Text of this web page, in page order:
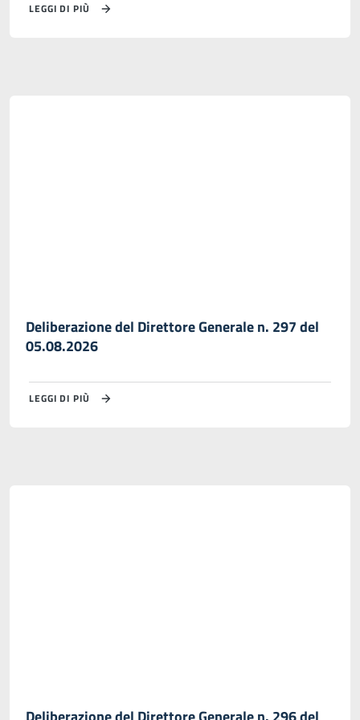
LEGGI DI PIÙ
Deliberazione del Direttore Generale n. 297 del
05.08.2026
LEGGI DI PIÙ